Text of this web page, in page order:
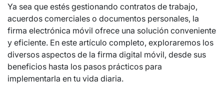
Ya sea que estés gestionando contratos de trabajo,
acuerdos comerciales o documentos personales, la
firma electrónica móvil ofrece una solución conveniente
y eficiente. En este artículo completo, exploraremos los
diversos aspectos de la firma digital móvil, desde sus
beneficios hasta los pasos prácticos para
implementarla en tu vida diaria.